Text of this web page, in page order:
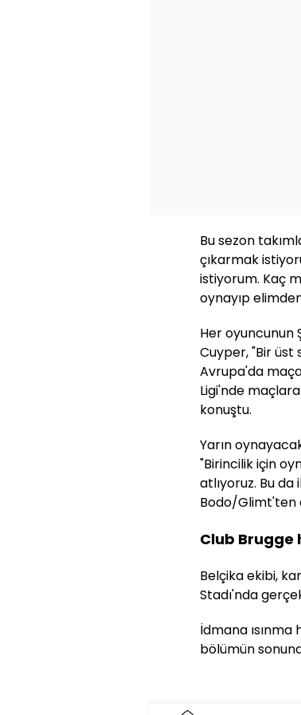
Bu sezon
çıkarmak
istiyorum. Kaç
oynayıp
Her oyuncunun
Cuyper, "Bir
Avrupa'da
Ligi'nde maçlara
konuştu.
Yarın
"Birincilik için
atlıyoruz. Bu
Bodo/Glimt'ten
Club Brugge
Belçika ekibi,
Stadı'nda
İdmana
bölümün